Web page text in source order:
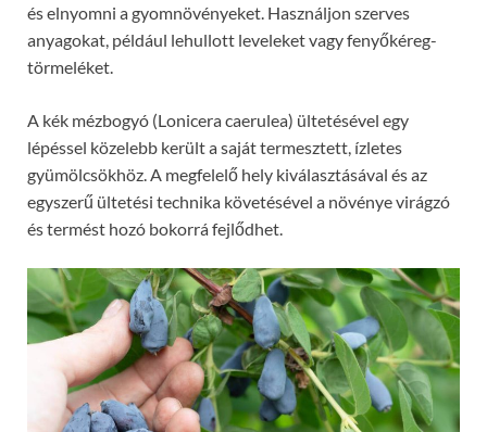
és elnyomni a gyomnövényeket. Használjon szerves
anyagokat, például lehullott leveleket vagy fenyőkéreg-
törmeléket.
A kék mézbogyó (Lonicera caerulea) ültetésével egy
lépéssel közelebb került a saját termesztett, ízletes
gyümölcsökhöz. A megfelelő hely kiválasztásával és az
egyszerű ültetési technika követésével a növénye virágzó
és termést hozó bokorrá fejlődhet.